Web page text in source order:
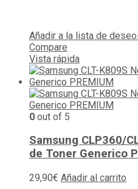
Añadir a la lista de
Compare
Vista rápida
0 out of 5
Samsung CLP360/
de Toner Generico
29,90€ Añadir al carrito